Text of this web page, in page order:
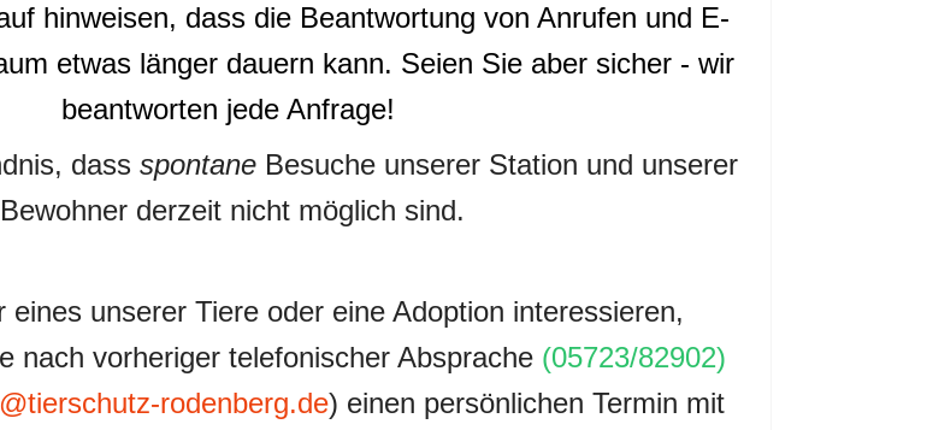
hinweisen, dass die Beantwortung von Anrufen und E-
etwas länger dauern kann. Seien Sie aber sicher - wir
beantworten jede Anfrage!
dass spontane Besuche unserer Station und unserer
Bewohner derzeit nicht möglich sind.
eines unserer Tiere oder eine Adoption interessieren,
nach vorheriger telefonischer Absprache (05723/82902)
rodenberg.de) einen persönlichen Termin mit